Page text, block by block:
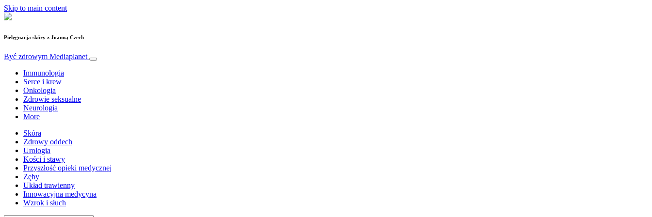
Skip to main content
Pielęgnacja skóry z Joanną Czech
Być zdrowym Mediaplanet
Immunologia
Serce i krew
Onkologia
Zdrowie seksualne
Neurologia
More
Skóra
Zdrowy oddech
Urologia
Kości i stawy
Przyszłość opieki medycznej
Zęby
Układ trawienny
Innowacyjna medycyna
Wzrok i słuch